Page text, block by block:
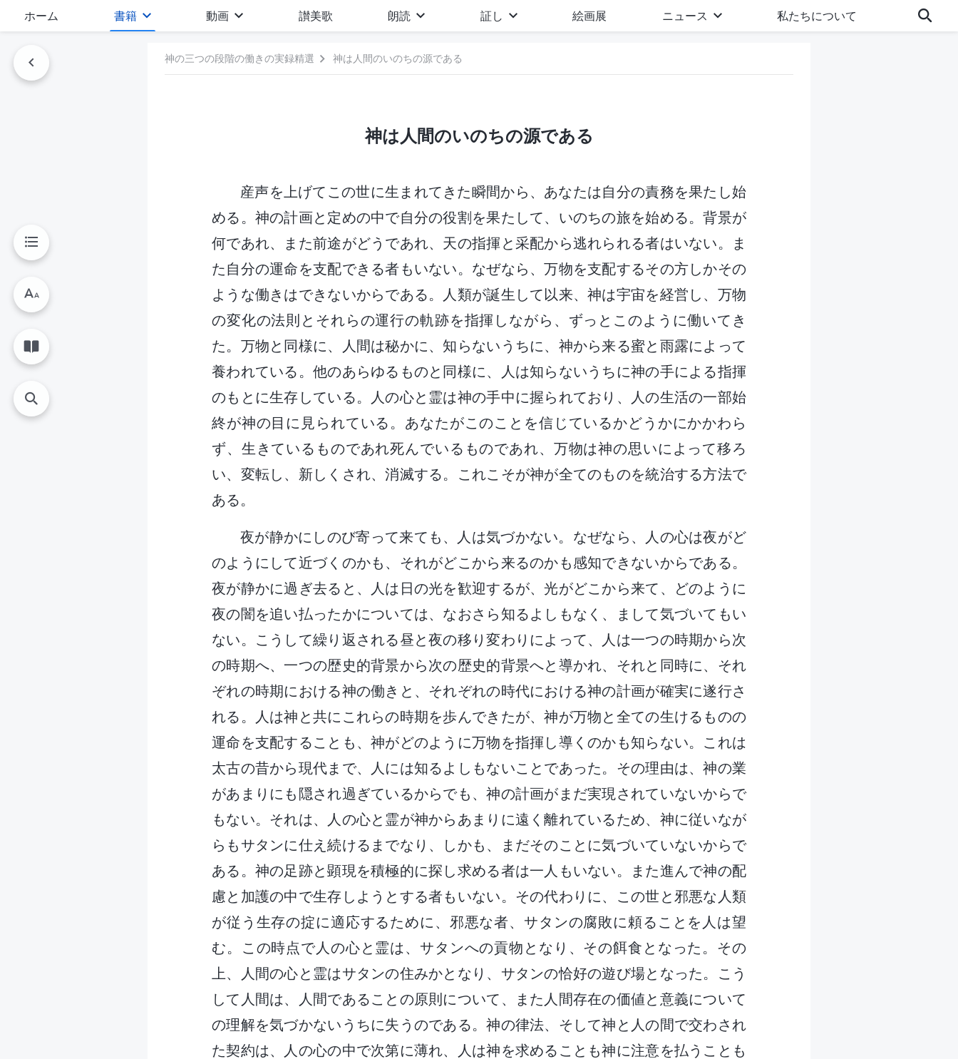
ホーム 書籍 動画 讃美歌 朗読 証し 絵画展 ニュース 私たちについて
神の三つの段階の働きの実録精選 神は人間のいのちの源である
神は人間のいのちの源である
産声を上げてこの世に生まれてきた瞬間から、あなたは自分の責務を果たし始
める。神の計画と定めの中で自分の役割を果たして、いのちの旅を始める。背景が
何であれ、また前途がどうであれ、天の指揮と采配から逃れられる者はいない。ま
た自分の運命を支配できる者もいない。なぜなら、万物を支配するその方しかその
ような働きはできないからである。人類が誕生して以来、神は宇宙を経営し、万物
の変化の法則とそれらの運行の軌跡を指揮しながら、ずっとこのように働いてき
た。万物と同様に、人間は秘かに、知らないうちに、神から来る蜜と雨露によって
養われている。他のあらゆるものと同様に、人は知らないうちに神の手による指揮
のもとに生存している。人の心と霊は神の手中に握られており、人の生活の一部始
終が神の目に見られている。あなたがこのことを信じているかどうかにかかわら
ず、生きているものであれ死んでいるものであれ、万物は神の思いによって移ろ
い、変転し、新しくされ、消滅する。これこそが神が全てのものを統治する方法で
ある。
夜が静かにしのび寄って来ても、人は気づかない。なぜなら、人の心は夜がど
のようにして近づくのかも、それがどこから来るのかも感知できないからである。
夜が静かに過ぎ去ると、人は日の光を歓迎するが、光がどこから来て、どのように
夜の闇を追い払ったかについては、なおさら知るよしもなく、まして気づいてもい
ない。こうして繰り返される昼と夜の移り変わりによって、人は一つの時期から次
の時期へ、一つの歴史的背景から次の歴史的背景へと導かれ、それと同時に、それ
ぞれの時期における神の働きと、それぞれの時代における神の計画が確実に遂行さ
れる。人は神と共にこれらの時期を歩んできたが、神が万物と全ての生けるものの
運命を支配することも、神がどのように万物を指揮し導くのかも知らない。これは
太古の昔から現代まで、人には知るよしもないことであった。その理由は、神の業
があまりにも隠され過ぎているからでも、神の計画がまだ実現されていないからで
もない。それは、人の心と霊が神からあまりに遠く離れているため、神に従いなが
らもサタンに仕え続けるまでなり、しかも、まだそのことに気づいていないからで
ある。神の足跡と顕現を積極的に探し求める者は一人もいない。また進んで神の配
慮と加護の中で生存しようとする者もいない。その代わりに、この世と邪悪な人類
が従う生存の掟に適応するために、邪悪な者、サタンの腐敗に頼ることを人は望
む。この時点で人の心と霊は、サタンへの貢物となり、その餌食となった。その
上、人間の心と霊はサタンの住みかとなり、サタンの恰好の遊び場となった。こう
して人間は、人間であることの原則について、また人間存在の価値と意義について
の理解を気づかないうちに失うのである。神の律法、そして神と人の間で交わされ
た契約は、人の心の中で次第に薄れ、人は神を求めることも神に注意を払うことも